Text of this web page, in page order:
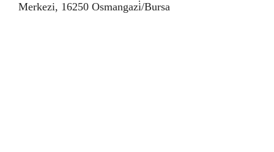
Merkezi, 16250 Osmangazi̇/Bursa